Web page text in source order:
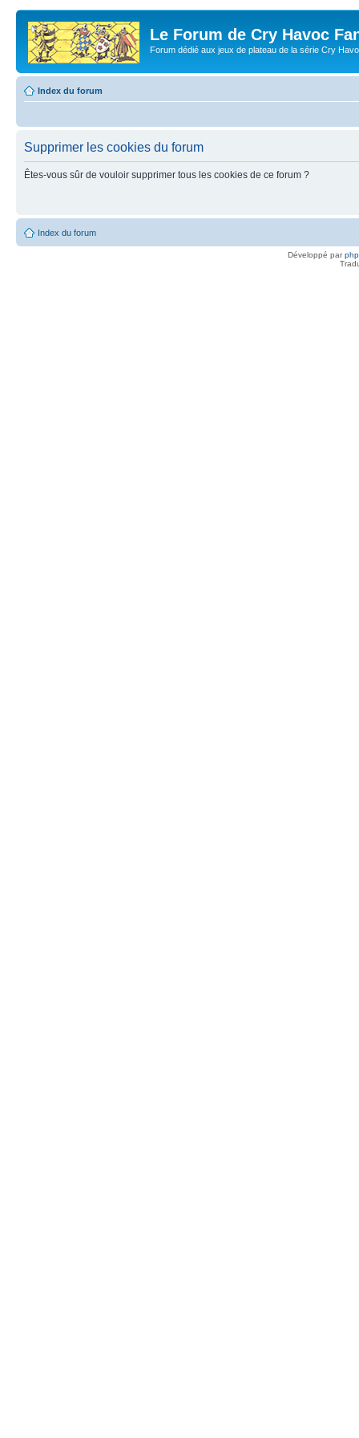
Le Forum de Cry Havoc
Forum dédié aux jeux de plateau de la série Cry
Index du forum
Supprimer les cookies du forum
Êtes-vous sûr de vouloir supprimer tous les cookies de ce forum ?
Index du forum
Développé par